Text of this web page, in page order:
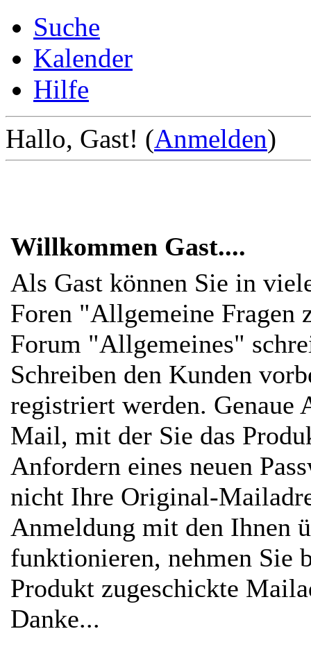
Suche
Kalender
Hilfe
Hallo, Gast! (Anmelden)
Willkommen Gast....
Als Gast können Sie in
Foren "Allgemeine
Forum "Allgemeines"
Schreiben den Kunden
registriert werden. Genaue
Mail, mit der Sie das
Anfordern eines neuen
nicht Ihre Original-
Anmeldung mit den Ihnen
funktionieren, nehmen Sie
Produkt zugeschickte
Danke...